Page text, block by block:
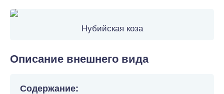
Нубийская коза
Описание внешнего вида
Содержание: